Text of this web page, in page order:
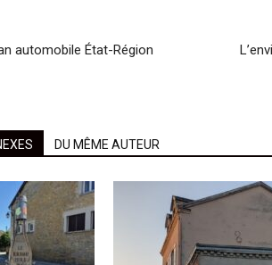
automobile État-Région
DU MÊME AUTEUR